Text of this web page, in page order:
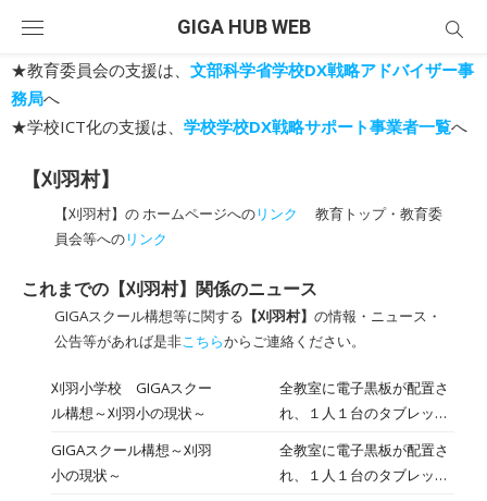
content
GIGA HUB WEB
★教育委員会の支援は、 文部科学省学校DX戦略アドバイザー事
務局へ
★学校ICT化の支援は、 学校学校DX戦略サポート事業者一覧へ
【刈羽村】
【刈羽村】の ホームページへのリンク
教育トップ・教育委
員会等へのリンク
これまでの【刈羽村】関係のニュース
GIGAスクール構想等に関する 【刈羽村】 の情報・ニュース・
公告等があれば是非こちらからご連絡ください。
刈羽小学校 GIGAスクー
ル構想～刈羽小の現状～
全教室に電子黒板が配置さ
れ、１人１台のタブレット
を効果的に活用しようと、
日々授業改善に取り組んで
GIGAスクール構想～刈羽
小の現状～
全教室に電子黒板が配置さ
れ、１人１台のタブレット